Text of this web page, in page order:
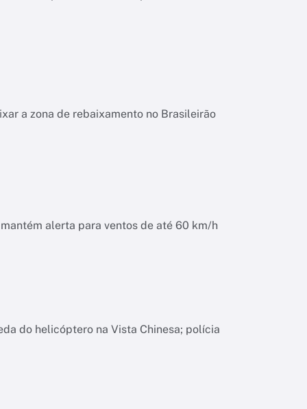
a zona de rebaixamento no Brasileirão
alerta para ventos de até 60 km/h
do helicóptero na Vista Chinesa; polícia